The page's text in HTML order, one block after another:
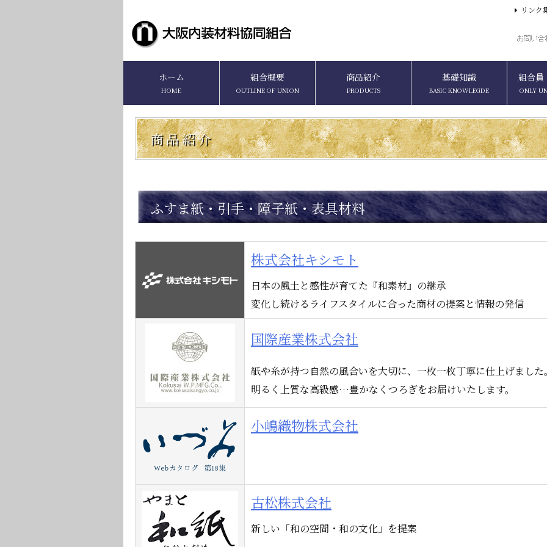
ホーム
HOME
組合概要
OUTLINE OF UNION
商品紹介
PRODUCTS
基礎知識
BASIC KNOWLEGDE
組合員
ONLY
リンク
商 品 紹 介
ふすま紙・引手・障子紙・表具材料
株式会社キシモト
日本の風土と感性が育てた『和素材』の継承
変化し続けるライフスタイルに合った商材の提案と情報の発信
国際産業株式会社
紙や糸が持つ自然の風合いを大切に、一枚一枚丁寧に仕上げました
明るく上質な高級感…豊かなくつろぎをお届けいたします。
小嶋織物株式会社
古松株式会社
新しい「和の空間・和の文化」を提案